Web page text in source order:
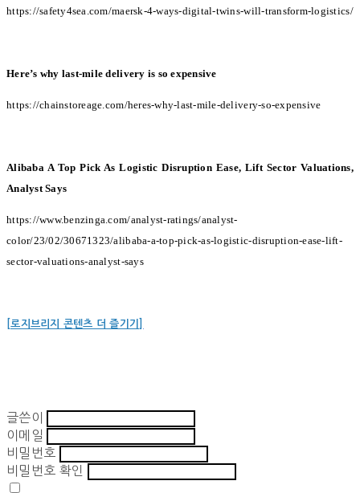
https://safety4sea.com/maersk-4-ways-digital-twins-will-transform-logistics/
Here’s why last-mile delivery is so expensive
https://chainstoreage.com/heres-why-last-mile-delivery-so-expensive
Alibaba A Top Pick As Logistic Disruption Ease, Lift Sector Valuations,
Analyst Says
https://www.benzinga.com/analyst-ratings/analyst-
color/23/02/30671323/alibaba-a-top-pick-as-logistic-disruption-ease-lift-
sector-valuations-analyst-says
[로지브리지 콘텐츠 더 즐기기]
글쓴이
이메일
비밀번호
비밀번호 확인